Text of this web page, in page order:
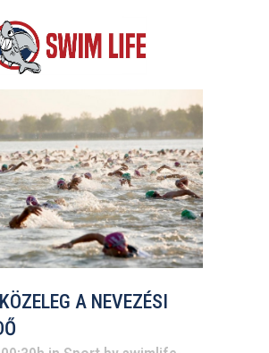
KÖZELEG A NEVEZÉSI